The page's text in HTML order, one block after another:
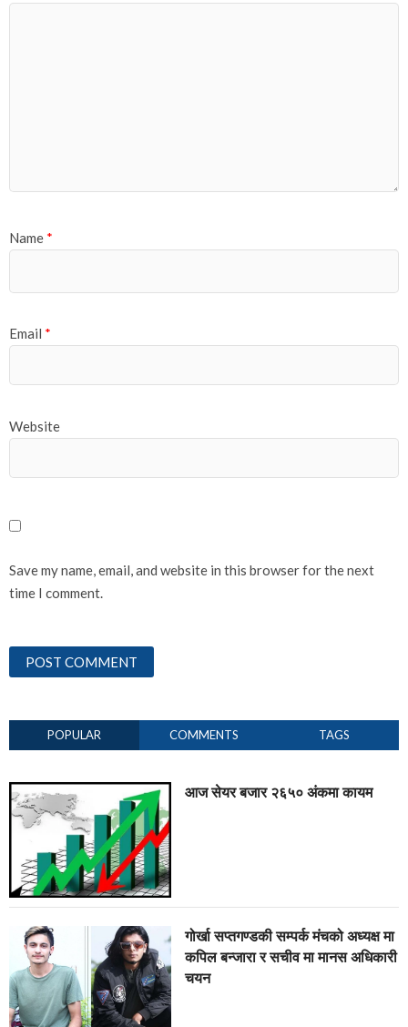
Name *
Email *
Website
Save my name, email, and website in this browser for the next
time I comment.
POPULAR COMMENTS TAGS
आज सेयर बजार २६५० अंकमा कायम
गोर्खा सप्तगण्डकी सम्पर्क मंचको अध्यक्ष मा
कपिल बन्जारा र सचीव मा मानस अधिकारी
चयन